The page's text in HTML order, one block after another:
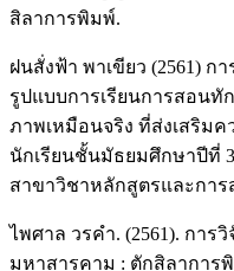
สิลาการพิมพ์.
ฝนสั่งฟ้า พาเขียว (2561)
รูปแบบการเรียนการสอนทั
ภาพเหมือนจริง ที่ส่งเสริม
นักเรียนชั้นมัธยมศึกษาปีที่
สาขาวิชาหลักสูตรและการ
ไพศาล วรคำ. (2561). การ
มหาสารคาม : ตักสิลาการ